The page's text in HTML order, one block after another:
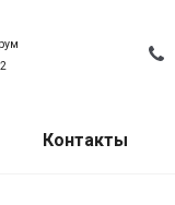
Контакты